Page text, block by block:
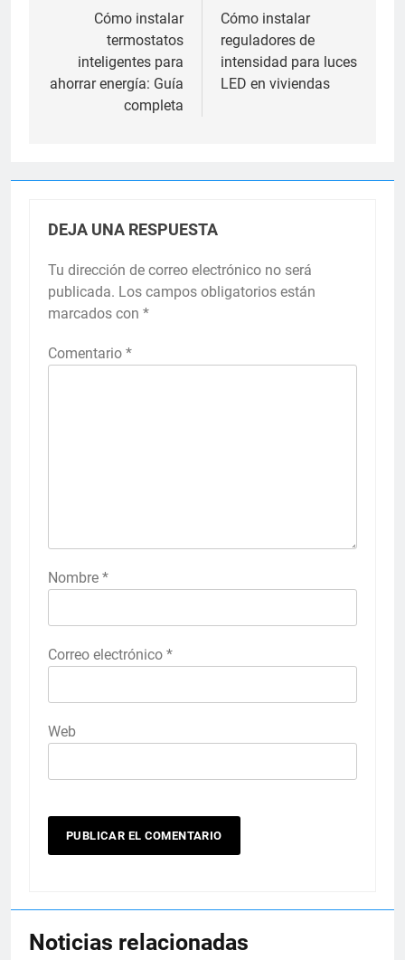
entradas
Cómo instalar
termostatos
inteligentes para
ahorrar energía: Guía
completa
Cómo instalar
reguladores de
intensidad para luces
LED en viviendas
DEJA UNA RESPUESTA
Tu dirección de correo electrónico no será
publicada. Los campos obligatorios están
marcados con *
Comentario *
Nombre *
Correo electrónico *
Web
Noticias relacionadas